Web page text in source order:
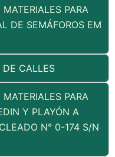
PARA
DE SEMÁFOROS EM
DE CALLES
PARA
Y PLAYÓN A
N° 0-174 S/N